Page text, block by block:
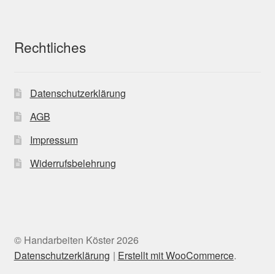
Rechtliches
Datenschutzerklärung
AGB
Impressum
Widerrufsbelehrung
© Handarbeiten Köster 2026
Datenschutzerklärung
Erstellt mit WooCommerce.